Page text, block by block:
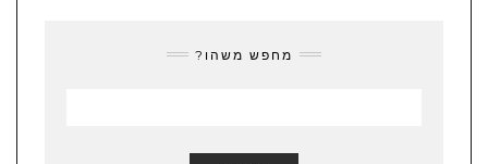
מחפש משהו?